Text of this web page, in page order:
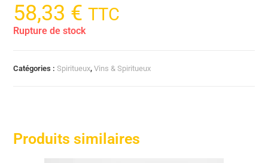
58,33 € TTC
Rupture de stock
Catégories :Spiritueux,Vins & Spiritueux
Produits similaires